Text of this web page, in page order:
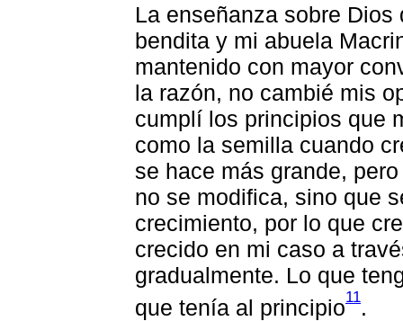
La enseñanza sobre
bendita y mi abuela
mantenido con mayor
la razón, no cambié mis
cumplí los principios que
como la semilla cuando
se hace más grande,
no se modifica, sino que
crecimiento, por lo que
crecido en mi caso a
gradualmente. Lo que
que tenía al principio11.